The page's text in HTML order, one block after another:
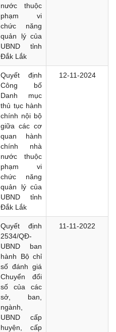
nước thuộc
phạm vi
chức năng
quản lý của
UBND tỉnh
Đắk Lắk
Quyết định
Công bố
Danh mục
thủ tục hành
chính nội bộ
giữa các cơ
quan hành
chính nhà
nước thuộc
phạm vi
chức năng
quản lý của
UBND tỉnh
Đắk Lắk
12-11-2024
Quyết định
2534/QĐ-
UBND ban
hành Bộ chỉ
số đánh giá
Chuyển đổi
số của các
sở, ban,
ngành,
UBND cấp
huyện, cấp
11-11-2022